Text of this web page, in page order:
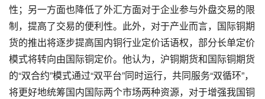
性；另一方面也降低了外汇方面对于企业参与外盘交易的限
制，提高了交易的便利性。此外，对于产业而言，国际铜期
货的推出将逐步提高国内铜行业定价话语权，部分长单定价
模式将转向由国际铜定价。他认为，沪铜期货和国际铜期货
的“双合约”模式通过“双平台”同时运行，共同服务“双循环”，
将更好地统筹国内国际两个市场两种资源，对于增强我国铜